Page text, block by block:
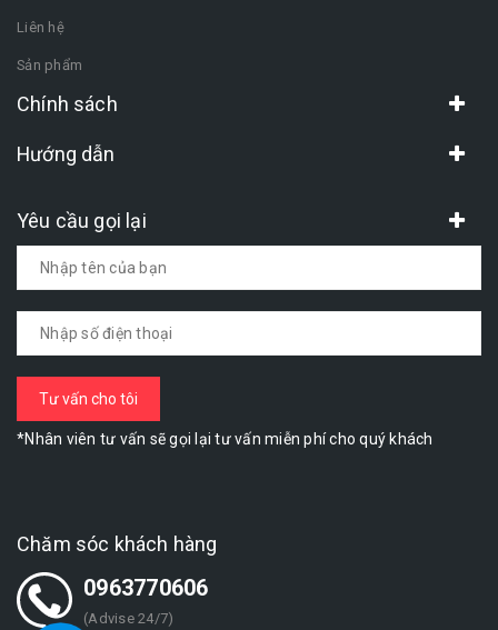
Liên hệ
Sản phẩm
Chính sách
Hướng dẫn
Yêu cầu gọi lại
*Nhân viên tư vấn sẽ gọi lại tư vấn miễn phí cho quý khách
Chăm sóc khách hàng
0963770606
(Advise 24/7)